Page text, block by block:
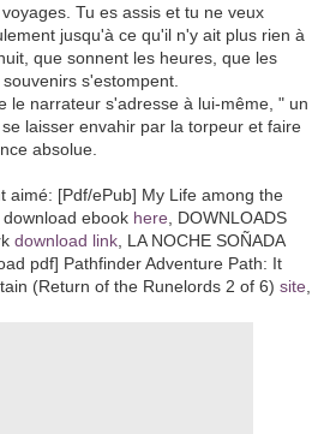
Tu es assis et tu ne veux
jusqu'à ce qu'il n'y ait plus rien à
que sonnent les heures, que les
s'estompent.
le narrateur s'adresse à lui-même, " un
laisser envahir par la torpeur et faire
absolue.
aimé: [Pdf/ePub] My Life among the
ebook here , DOWNLOADS
download link , LA NOCHE SOÑADA
pdf] Pathfinder Adventure Path: It
(Return of the Runelords 2 of 6) site